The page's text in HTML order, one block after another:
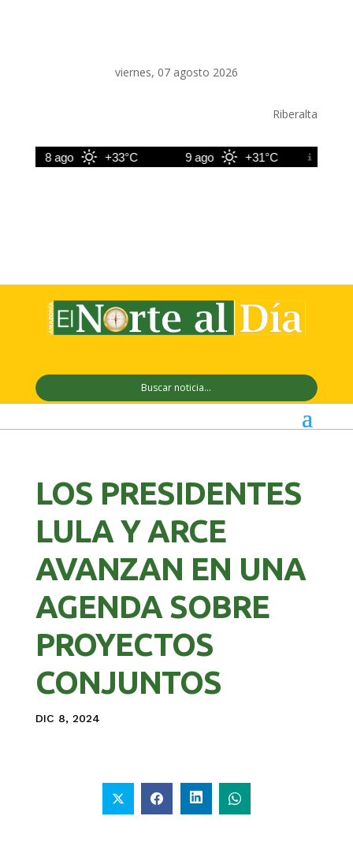
viernes, 07 agosto 2026
Riberalta
8 ago +33°C 9 ago +31°C
LOS PRESIDENTES
LULA Y ARCE
AVANZAN EN UNA
AGENDA SOBRE
PROYECTOS
CONJUNTOS
DIC 8, 2024